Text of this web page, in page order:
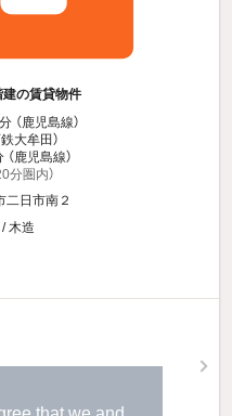
の賃貸物件
分 （鹿児島線）
大牟田）
（鹿児島線）
分圏内）
二日市南２
木造